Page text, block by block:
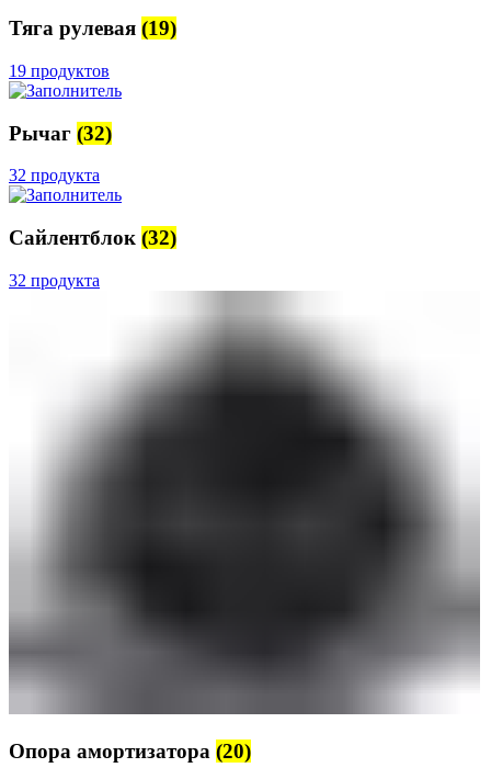
Тяга рулевая (19)
19 продуктов
Рычаг (32)
32 продукта
Сайлентблок (32)
32 продукта
Опора амортизатора (20)